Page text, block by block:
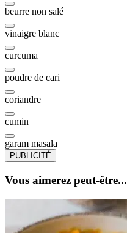
beurre non salé
vinaigre blanc
curcuma
poudre de cari
coriandre
cumin
garam masala
PUBLICITÉ
Vous aimerez peut-être...